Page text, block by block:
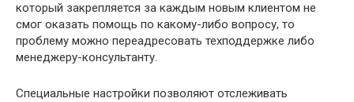
который закрепляется за каждым новым клиентом не
смог оказать помощь по какому-либо вопросу, то
проблему можно переадресовать техподдержке либо
менеджеру-консультанту.
Специальные настройки позволяют отслеживать